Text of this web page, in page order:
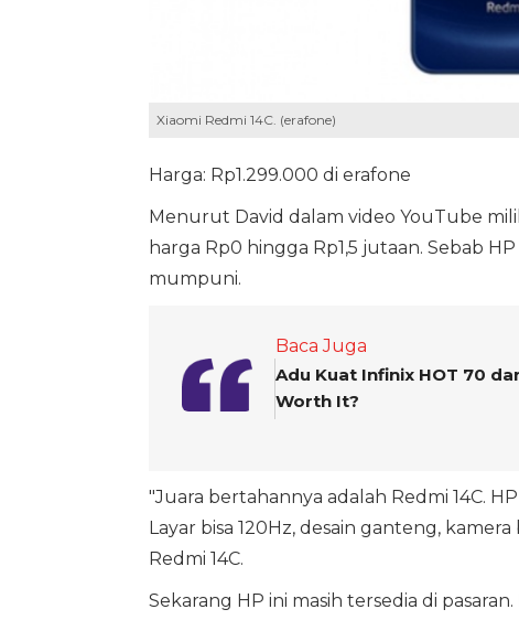
Xiaomi Redmi 14C. (erafone)
Harga: Rp1.299.000 di erafone
Menurut David dalam video YouTube
harga Rp0 hingga Rp1,5 jutaan. Sebab
mumpuni.
Baca Juga
Adu Kuat Infinix HOT 70
Worth It?
"Juara bertahannya adalah Redmi 14C.
Layar bisa 120Hz, desain ganteng,
Redmi 14C.
Sekarang HP ini masih tersedia di